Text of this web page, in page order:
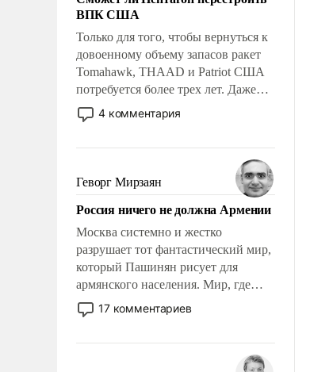
ВПК США
Только для того, чтобы вернуться к
довоенному объему запасов ракет
Tomahawk, THAAD и Patriot США
потребуется более трех лет. Даже
небольшая война с Ираном
опустошила американские
уязвимости США, например, перед
Китаем.
4 комментария
Геворг Мирзаян
Россия ничего не должна Армении
Москва системно и жестко
разрушает тот фантастический мир,
который Пашинян рисует для
армянского населения. Мир, где
политические прожекты будут
безусловно оплачиваться за счет
где Еревану за свои поступки не
17 комментариев